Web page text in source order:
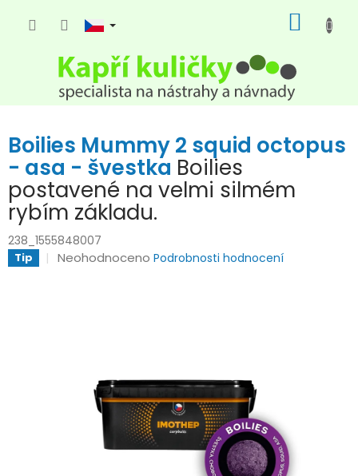
KOŠÍK
Boilies Mummy 2 squid octopus
- asa - švestka Boilies
postavené na velmi silmém
rybím základu.
238_1555848007
Tip
Průměrné
hvězdiček.
Neohodnoceno Podrobnosti hodnocení